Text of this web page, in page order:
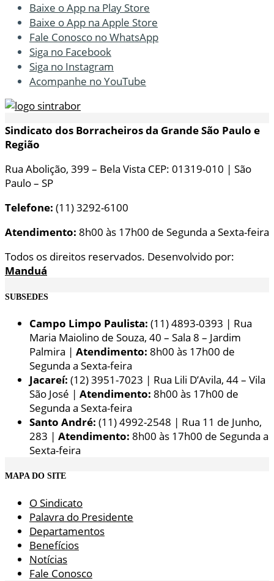
Baixe o App na Play Store
Baixe o App na Apple Store
Fale Conosco no WhatsApp
Siga no Facebook
Siga no Instagram
Acompanhe no YouTube
Sindicato dos Borracheiros da Grande São Paulo e
Região
Rua Abolição, 399 – Bela Vista CEP: 01319-010 | São
Paulo – SP
Telefone: (11) 3292-6100
Atendimento: 8h00 às 17h00 de Segunda a Sexta-feira
Todos os direitos reservados. Desenvolvido por:
Manduá
SUBSEDES
Campo Limpo Paulista: (11) 4893-0393 | Rua
Maria Maiolino de Souza, 40 – Sala 8 – Jardim
Palmira | Atendimento: 8h00 às 17h00 de
Segunda a Sexta-feira
Jacareí: (12) 3951-7023 | Rua Lili D’Avila, 44 – Vila
São José | Atendimento: 8h00 às 17h00 de
Segunda a Sexta-feira
Santo André: (11) 4992-2548 | Rua 11 de Junho,
283 | Atendimento: 8h00 às 17h00 de Segunda a
Sexta-feira
MAPA DO SITE
O Sindicato
Palavra do Presidente
Departamentos
Benefícios
Notícias
Fale Conosco